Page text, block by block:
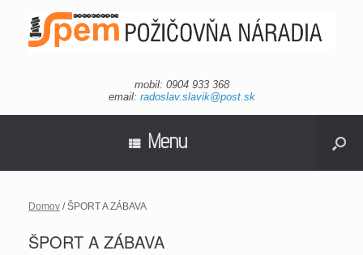
mobil: 0904 933 368
email: radoslav.slavik@post.sk
Menu
Domov / ŠPORT A ZÁBAVA
ŠPORT A ZÁBAVA